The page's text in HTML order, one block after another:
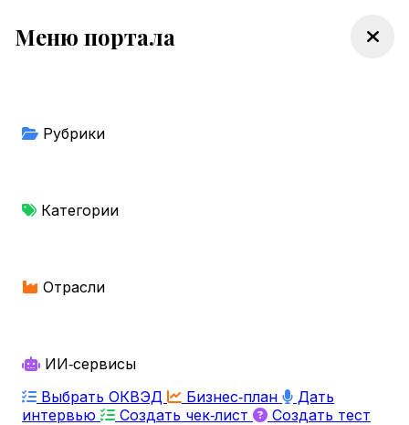
Меню портала
Рубрики
Категории
Отрасли
ИИ‑сервисы
Выбрать ОКВЭД
Бизнес‑план
Дать
интервью
Создать чек‑лист Создать тест